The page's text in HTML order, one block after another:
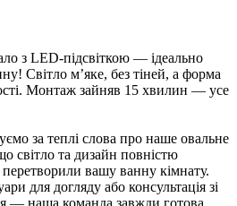
з LED-підсвіткою — ідеально
Світло м’яке, без тіней, а форма
Монтаж зайняв 15 хвилин — усе
за теплі слова про наше овальне
світло та дизайн повністю
вашу ванну кімнату.
для догляду або консультація зі
— наша команда завжди готова